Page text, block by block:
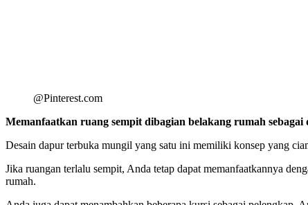
@Pinterest.com
Memanfaatkan ruang sempit dibagian belakang rumah
Desain dapur terbuka mungil yang satu ini memiliki konsep yang
Jika ruangan terlalu sempit, Anda tetap dapat memanfaatkannya
rumah.